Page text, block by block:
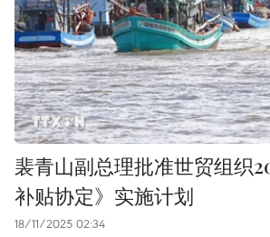
裴青山副总理批准世贸组织
补贴协定》实施计划
18/11/2025 02:34